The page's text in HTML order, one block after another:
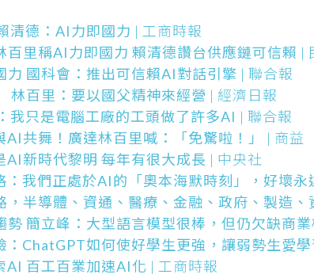
清德：AI力即國力 | 工商時報
百里稱AI力即國力 賴清德讚台供應鏈可信賴 |
力 國科會：推出可信賴AI對話引擎 | 聯合報
林百里：要以國父精神來經營 | 經濟日報
我只是電腦工廠的工頭做了許多AI | 聯合報
共舞！廣達林百里喊：「免驚啦！」
| 商益
AI新時代黎明 每年有很大成長 | 中央社
：我們正處於AI的「奧本海默時刻」，好壞永
，半導體、資通、醫療、金融、政府、製造、
勢 簡立峰：大型語言模型很棒，但仍欠缺商
：ChatGPT如何使好學生更強，讓弱勢生愛學
AI 百工百業加速AI化 | 工商時報